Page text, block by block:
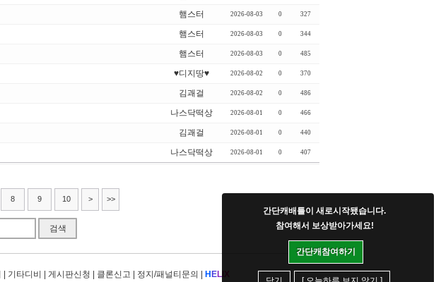
햄스터 2026-08-03 0 327
햄스터 2026-08-03 0 344
햄스터 2026-08-03 0 485
♥디지땅♥ 2026-08-02 0 370
김괘걸 2026-08-02 0 486
나스닥떡상 2026-08-01 0 466
김괘걸 2026-08-01 0 440
나스닥떡상 2026-08-01 0 407
8 9 10 > >>
검색
기타디비 게시판신청 클론신고 정지/패널티문의 H EL X
간단캐배틀이 새로시작됐습니다.
참여해서 보상받아가세요!
간단캐참여하기